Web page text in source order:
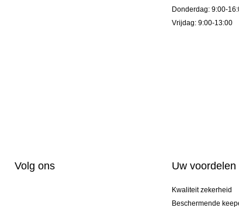
Donderdag: 9:00-
Vrijdag: 9:00-13:00
Volg ons Uw voordelen
Kwaliteit zekerheid
Beschermende